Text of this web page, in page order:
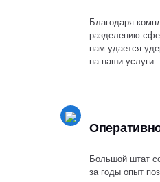
Благодаря
разделению
нам удается
на наши услуги
Большой штат
за годы опыт